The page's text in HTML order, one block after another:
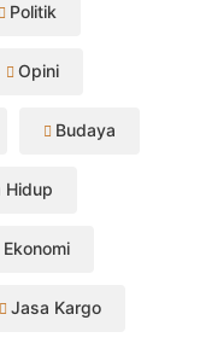
Politik
Opini
Budaya
Hidup
Ekonomi
Jasa Kargo